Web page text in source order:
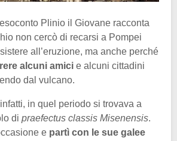
Plinio il Giovane racconta
non cercò di recarsi a Pompei
all’eruzione, ma anche perché
alcuni amici e alcuni cittadini
dal vulcano.
in quel periodo si trovava a
di praefectus classis Misenensis.
e partì con le sue galee